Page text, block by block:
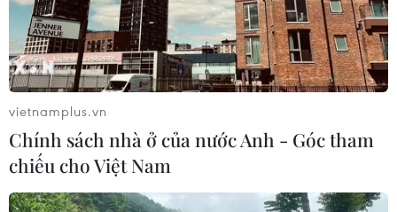
Theo dõi VietnamPlus
TIN LIÊN QUAN
vietnamplus.vn
Chính sách nhà ở của nước Anh - Góc tham
chiếu cho Việt Nam